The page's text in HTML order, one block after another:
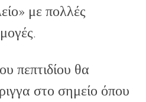
με πολλές
πεπτιδίου θα
στο σημείο όπου